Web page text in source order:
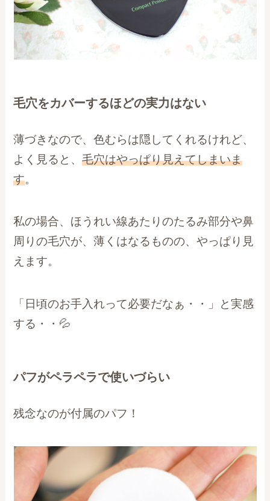
毛穴をカバーするほどの実力はない
薄づきなので、色むらは隠してくれるけれど、
よく見ると、毛穴はやっぱり見えてしまいま
す。
私の場合、ほうれい線あたりのたるみ部分や鼻
周りの毛穴が、薄くはなるものの、やっぱり見
えます。
「日頃のお手入れって必要だなぁ・・」と実感
する・・💦
パフがペラペラで使いづらい
残念なのが付属のパフ！